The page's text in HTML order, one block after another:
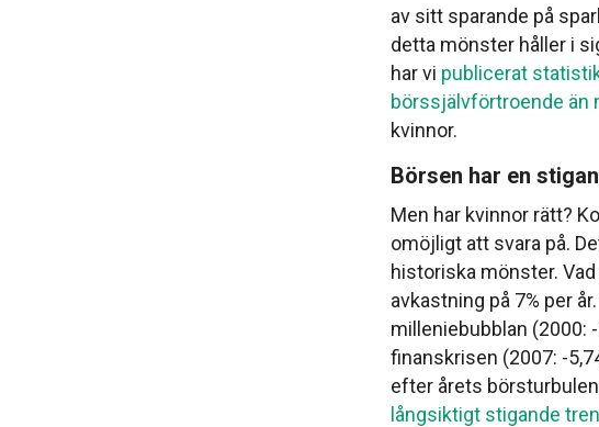
av sitt sparande på
detta mönster håller i
har vi publicerat
börssjälvförtroende än
kvinnor.
Börsen har en
Men har kvinnor rätt?
omöjligt att svara på.
historiska mönster.
avkastning på 7% per
milleniebubblan (2000:
finanskrisen (2007: -
efter årets
långsiktigt stigande